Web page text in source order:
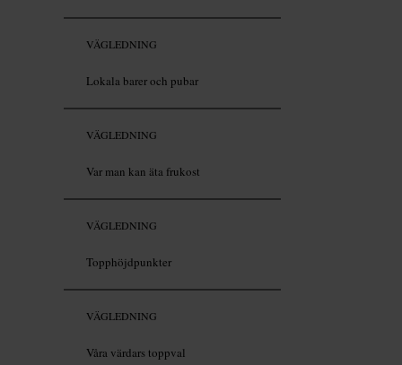
VÄGLEDNING
Lokala barer och pubar
VÄGLEDNING
Var man kan äta frukost
VÄGLEDNING
Topphöjdpunkter
VÄGLEDNING
Våra värdars toppval